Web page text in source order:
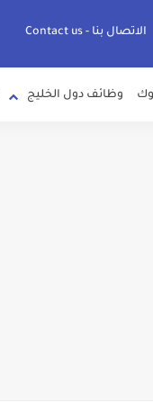
الاتصال بنا - Contact us
وظائف دول الخليج